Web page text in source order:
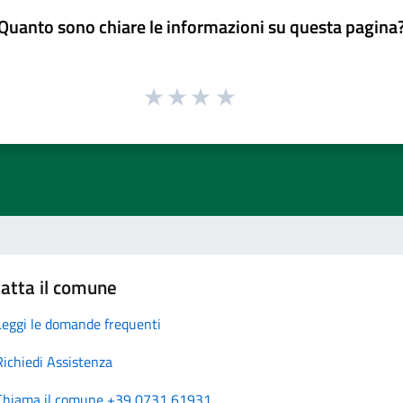
sono chiare le informazioni su questa
il comune
le domande frequenti
Assistenza